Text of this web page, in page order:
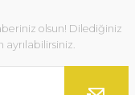
olsun! Dilediğiniz